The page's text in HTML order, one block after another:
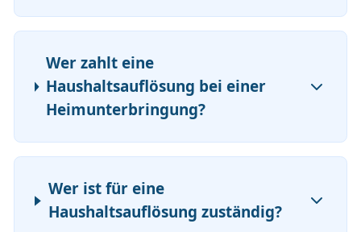
Wer zahlt eine
Haushaltsauflösung bei einer
Heimunterbringung?
Wer ist für eine
Haushaltsauflösung zuständig?